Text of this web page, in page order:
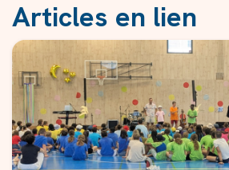
Articles en lien